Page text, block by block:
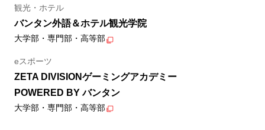
観光・ホテル
バンタン外語＆ホテル観光学院
大学部・専門部・高等部
eスポーツ
ZETA DIVISIONゲーミングアカデミー
POWERED BY バンタン
大学部・専門部・高等部